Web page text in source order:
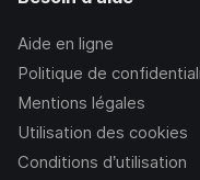
Aide en ligne
Politique de
Mentions légales
Utilisation des cookies
Conditions d’utilisation